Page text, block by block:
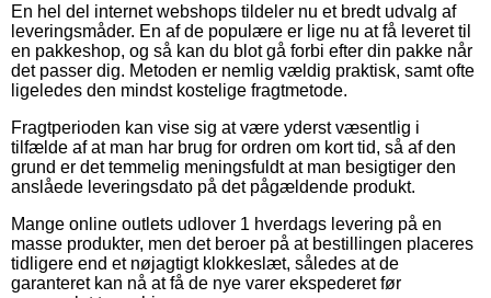
En hel del internet webshops tildeler nu et bredt udvalg af
leveringsmåder. En af de populære er lige nu at få leveret til
en pakkeshop, og så kan du blot gå forbi efter din pakke når
det passer dig. Metoden er nemlig vældig praktisk, samt ofte
ligeledes den mindst kostelige fragtmetode.
Fragtperioden kan vise sig at være yderst væsentlig i
tilfælde af at man har brug for ordren om kort tid, så af den
grund er det temmelig meningsfuldt at man besigtiger den
anslåede leveringsdato på det pågældende produkt.
Mange online outlets udlover 1 hverdags levering på en
masse produkter, men det beroer på at bestillingen placeres
tidligere end et nøjagtigt klokkeslæt, således at de
garanteret kan nå at få de nye varer ekspederet før